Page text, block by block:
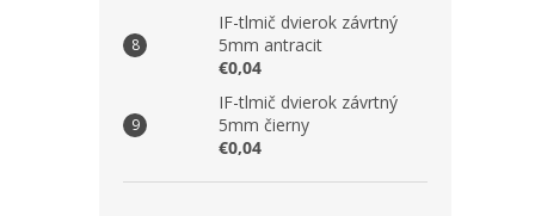
IF-tlmič dvierok závrtný
5mm antracit
€0,04
IF-tlmič dvierok závrtný
5mm čierny
€0,04